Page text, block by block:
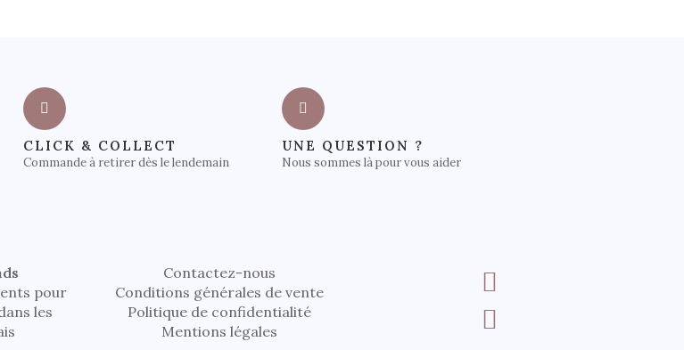
CLICK & COLLECT
Commande à retirer dès le lendemain
UNE QUESTION ?
Nous sommes là pour vous aider
pour
les
Contactez-nous
Conditions générales de vente
Politique de confidentialité
Mentions légales